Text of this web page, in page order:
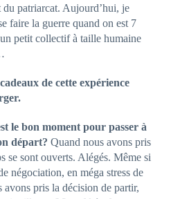
du patriarcat. Aujourd’hui, je
faire la guerre quand on est 7
petit collectif à taille humaine
de cette expérience
le bon moment pour passer à
départ? Quand nous avons pris
se sont ouverts. Alégés. Même si
négociation, en méga stress de
pris la décision de partir,